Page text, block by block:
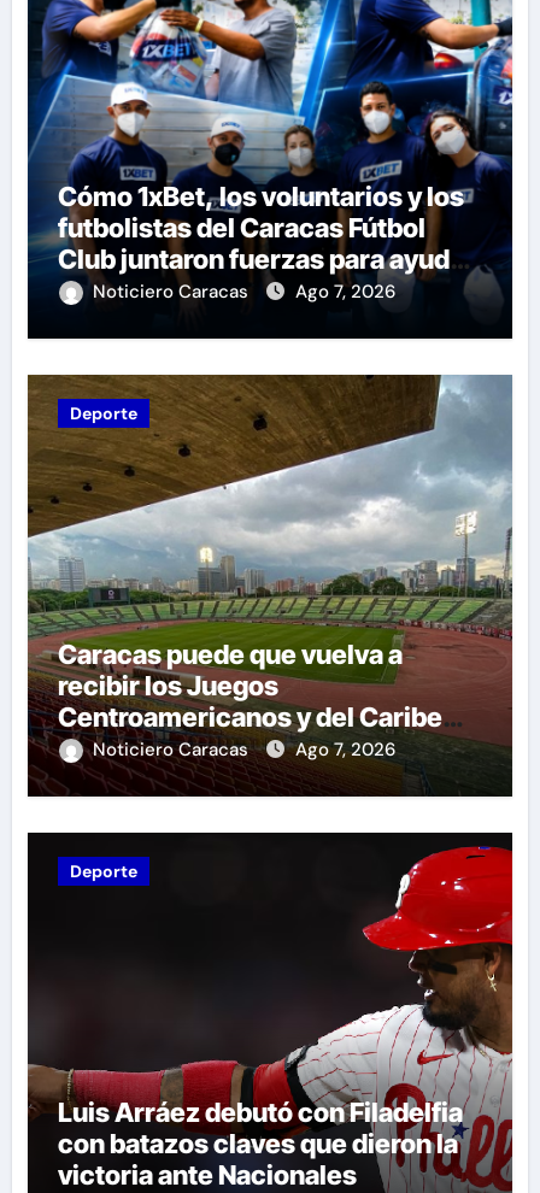
Cómo 1xBet, los voluntarios y los
futbolistas del Caracas Fútbol
Club juntaron fuerzas para ayudar
a las familias de Venezuela
Noticiero Caracas Ago 7, 2026
Deporte
Caracas puede que vuelva a
recibir los Juegos
Centroamericanos y del Caribe
tras mas de 70 años
Noticiero Caracas Ago 7, 2026
Deporte
Luis Arráez debutó con Filadelfia
con batazos claves que dieron la
victoria ante Nacionales